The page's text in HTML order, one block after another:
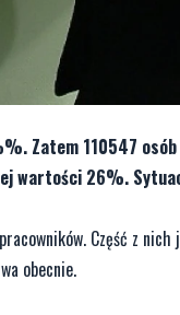
Zatem 110547 osób
wartości 26%.
Część z nich
obecnie.